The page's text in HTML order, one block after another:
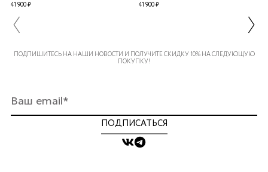
41 900 ₽ 41 900 ₽
ПОДПИШИТЕСЬ НА НАШИ НОВОСТИ И ПОЛУЧИТЕ СКИДКУ 10% НА СЛЕДУЮЩУЮ
ПОКУПКУ!
ПОДПИСАТЬСЯ